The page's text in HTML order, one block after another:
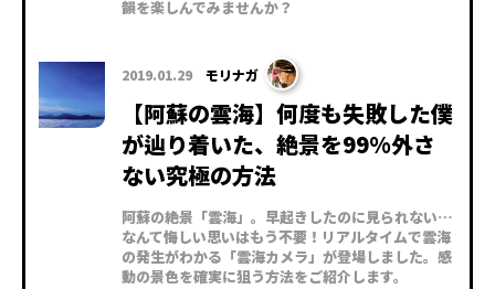
韻を楽しんでみませんか？
2019.01.29 モリナガ
【阿蘇の雲海】何度も失敗した僕
が辿り着いた、絶景を99%外さ
ない究極の方法
阿蘇の絶景「雲海」。早起きしたのに見られない…
なんて悔しい思いはもう不要！リアルタイムで雲海
の発生がわかる「雲海カメラ」が登場しました。感
動の景色を確実に狙う方法をご紹介します。